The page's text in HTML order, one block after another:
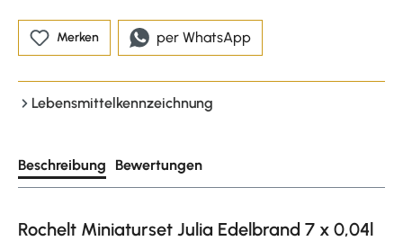
Merken per WhatsApp
Lebensmittelkennzeichnung
Beschreibung Bewertungen
Rochelt Miniaturset Julia Edelbrand 7 x 0,04l